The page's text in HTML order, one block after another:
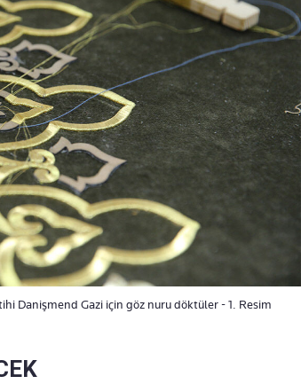
Danişmend Gazi için göz nuru döktüler - 1. Resim